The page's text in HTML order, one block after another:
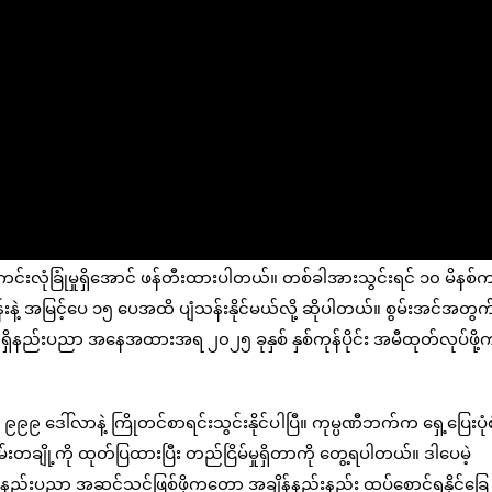
းလုံခြုံမှုရှိအောင် ဖန်တီးထားပါတယ်။ တစ်ခါအားသွင်းရင် ၁၀ မိနစ်
နှုန်းနဲ့ အမြင့်ပေ ၁၅ ပေအထိ ပျံသန်းနိုင်မယ်လို့ ဆိုပါတယ်။ စွမ်းအင်အတွ
နည်းပညာ အနေအထားအရ ၂၀၂၅ ခုနှစ် နှစ်ကုန်ပိုင်း အမီထုတ်လုပ်ဖို့
ဒေါ်လာနဲ့ ကြိုတင်စာရင်းသွင်းနိုင်ပါပြီ။ ကုမ္ပဏီဘက်က ရှေ့ပြေးပုံ
ချို့ကို ထုတ်ပြထားပြီး တည်ငြိမ်မှုရှိတာကို တွေ့ရပါတယ်။ ဒါပေမဲ့
ညာ အဆင်သင့်ဖြစ်ဖို့ကတော့ အချိန်နည်းနည်း ထပ်စောင့်ရနိုင်ခြေ